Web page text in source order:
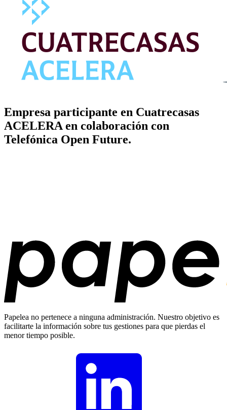
Empresa participante en Cuatrecasas
ACELERA en colaboración con
Telefónica Open Future.
Papelea no pertenece a ninguna administración. Nuestro objetivo es
facilitarte la información sobre tus gestiones para que pierdas el
menor tiempo posible.